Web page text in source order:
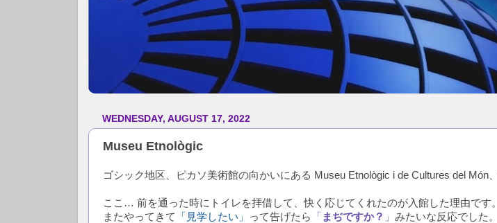
WEDNESDAY, AUGUST 17, 2022
Museu Etnològic
ゴシック地区、ピカソ美術館の向かいにある Museu Etnològic i de Cultures del Món、
ここ… 前を通った時にトイレを拝借して、快く応じてくれたのが入館した理由です。
またやってきて
「見学したい」 って告げたら 「 まぢですか？ 」 みたいな反応でした。